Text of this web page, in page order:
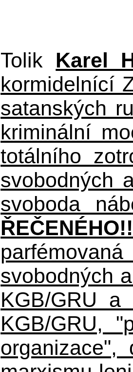
Tolik Karel
kormidelnící
satanských
kriminální
totálního
svobodných
svoboda
svobodných
KGB/GRU
KGB/GRU,
organizace",